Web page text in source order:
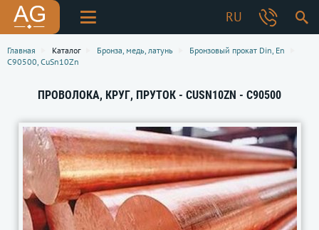
RU
Главная Каталог Бронза, медь, латунь
Бронзовый прокат Din, En
C90500, CuSn10Zn
ПРОВОЛОКА, КРУГ, ПРУТОК - CUSN10ZN - C90500